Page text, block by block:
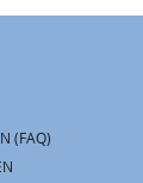
(FAQ)